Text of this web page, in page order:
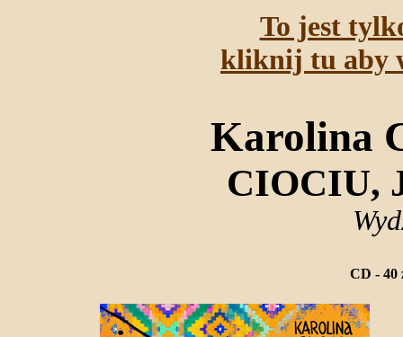
To jest
kliknij tu aby
Karolina
CIOCIU,
CD - 40